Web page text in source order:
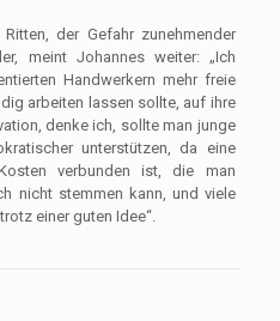
der Gefahr zunehmender
meint Johannes weiter: „Ich
Handwerkern mehr freie
arbeiten lassen sollte, auf ihre
denke ich, sollte man junge
unterstützen, da eine
verbunden ist, die man
nicht stemmen kann, und viele
einer guten Idee“.